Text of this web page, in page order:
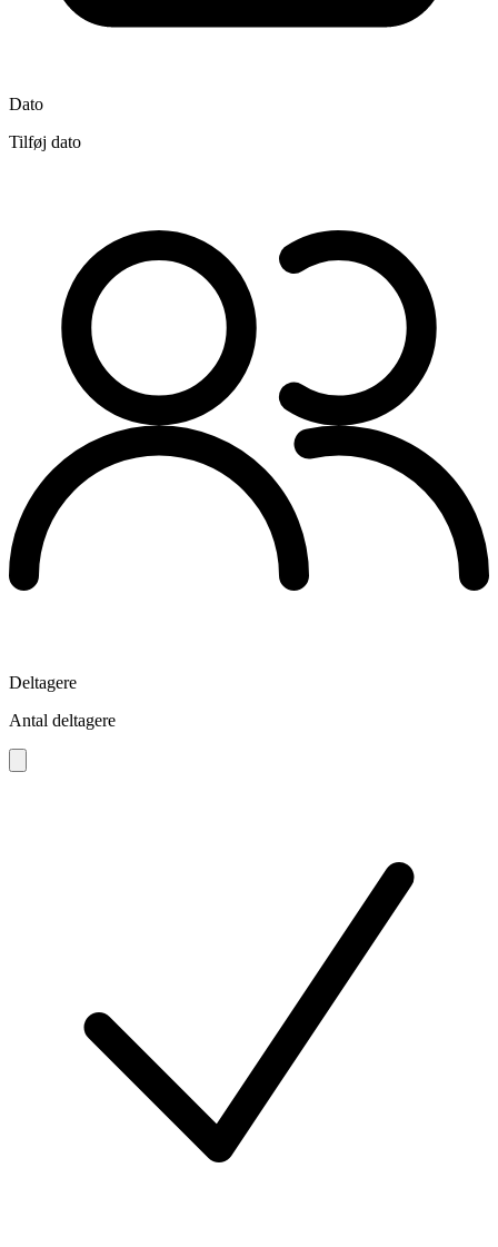
Dato
Tilføj dato
Deltagere
Antal deltagere